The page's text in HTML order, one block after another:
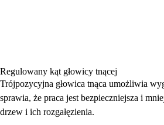
Regulowany kąt głowicy tnącej
Trójpozycyjna głowica tnąca umożliwia
sprawia, że praca jest bezpieczniejsza i
drzew i ich rozgałęzienia.